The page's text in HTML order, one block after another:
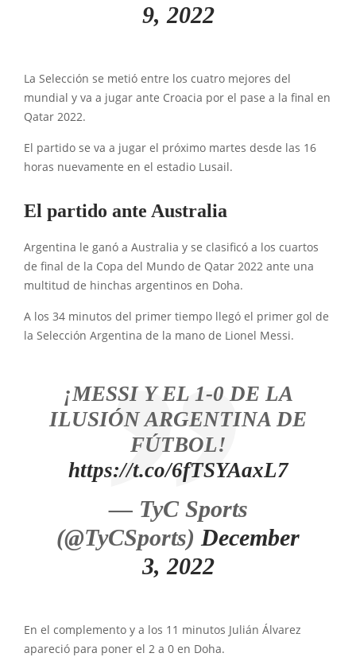
9, 2022
La Selección se metió entre los cuatro mejores del
mundial y va a jugar ante Croacia por el pase a la final en
Qatar 2022.
El partido se va a jugar el próximo martes desde las 16
horas nuevamente en el estadio Lusail.
El partido ante Australia
Argentina le ganó a Australia y se clasificó a los cuartos
de final de la Copa del Mundo de Qatar 2022 ante una
multitud de hinchas argentinos en Doha.
A los 34 minutos del primer tiempo llegó el primer gol de
la Selección Argentina de la mano de Lionel Messi.
¡MESSI Y EL 1-0 DE LA
ILUSIÓN ARGENTINA DE
FÚTBOL!
https://t.co/6fTSYAaxL7
— TyC Sports
(@TyCSports) December
3, 2022
En el complemento y a los 11 minutos Julián Álvarez
apareció para poner el 2 a 0 en Doha.